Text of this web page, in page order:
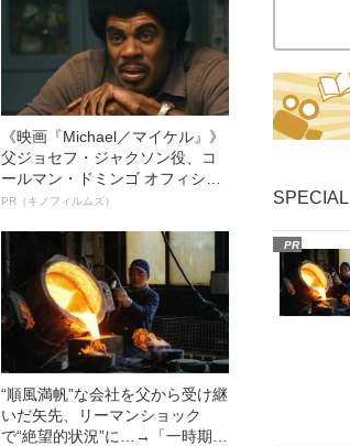
《映画『Michael／マイケル』》
父ジョセフ・ジャクソン役、コ
ールマン・ドミンゴ オフィシャ
ルインタビュー“観客を魅了した
語る”《日本興収70億円突破》
PR（キノフィルムズ）
“順風満帆”な会社を父から受け継
いだ矢先、リーマンショック
で“絶望的状況”に…→「一時期は
SPECIAL
PR